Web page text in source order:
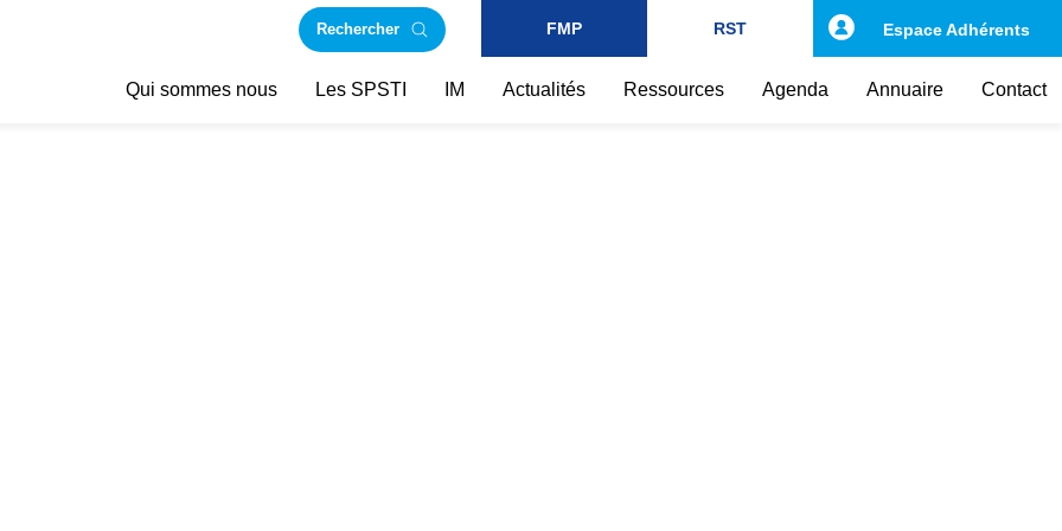
Rechercher FMP RST
Qui sommes nous Les SPSTI IM Actualités Ressources Agenda Annuaire Contact
Espace Adhérents